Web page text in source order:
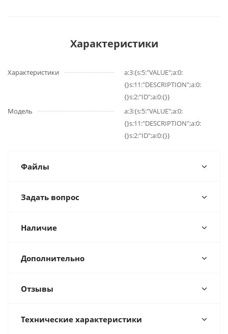
Характеристики
Характеристики
a:3:{s:5:"VALUE";a:0:
{}s:11:"DESCRIPTION";a:0:
{}s:2:"ID";a:0:{}}
Модель
a:3:{s:5:"VALUE";a:0:
{}s:11:"DESCRIPTION";a:0:
{}s:2:"ID";a:0:{}}
Файлы
Задать вопрос
Наличие
Дополнительно
Отзывы
Технические характеристики